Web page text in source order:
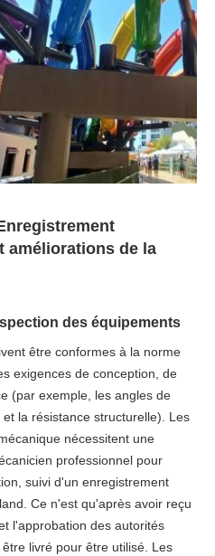
améliorations de la
des équipements​
être conformes à la norme
exigences de conception, de
(par exemple, les angles de
la résistance structurelle). Les
nécessitent une
professionnel pour
suivi d'un enregistrement
Ce n'est qu'après avoir reçu
l'approbation des autorités
livré pour être utilisé. Les